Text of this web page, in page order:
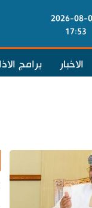
17:53
الاخبار برامج